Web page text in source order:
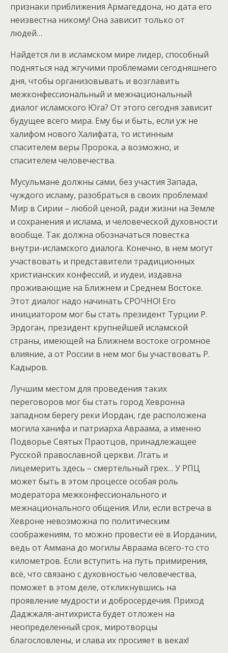
признаки приближения Армагеддона, но дата его
неизвестна никому! Она зависит только от
людей…
Найдется ли в исламском мире лидер, способный
подняться над жгучими проблемами сегодняшнего
дня, чтобы организовывать и возглавить
межконфессиональный и межнациональный
диалог исламского Юга? От этого сегодня зависит
будущее всего мира. Ему бы и быть, если уж не
халифом нового Халифата, то истинным
спасителем веры Пророка, а возможно, и
спасителем человечества.
Мусульмане должны сами, без участия Запада,
чуждого исламу, разобраться в своих проблемах!
Мир в Сирии – любой ценой, ради жизни на Земле
и сохранения и ислама, и человеческой духовности
вообще. Так должна обозначаться повестка
внутри-исламского диалога. Конечно, в нем могут
участвовать и представители традиционных
христианских конфессий, и иудеи, издавна
проживающие на Ближнем и Среднем Востоке.
Этот диалог надо начинать СРОЧНО! Его
инициатором мог бы стать президент Турции Р.
Эрдоган, президент крупнейшей исламской
страны, имеющей на Ближнем востоке огромное
влияние, а от России в нем мог бы участвовать Р.
Кадыров.
Лучшим местом для проведения таких
переговоров мог бы стать город Хевронна
западном берегу реки Иордан, где расположена
могила ханифа и патриарха Авраама, а именно
Подворье Святых Праотцов, принадлежащее
Русской православной церкви. Лгать и
лицемерить здесь – смертельный грех… У РПЦ
может быть в этом процессе особая роль
модератора межконфессионального и
межнационального общения. Или, если встреча в
Хевроне невозможна по политическим
соображениям, то можно провести её в Иордании,
ведь от Аммана до могилы Авраама всего-то сто
километров. Если вступить на путь примирения,
всё, что связано с духовностью человечества,
поможет в этом деле, откликнувшись на
проявление мудрости и добросердечия. Приход
Даджжаля-антихриста будет отложен на
неопределенный срок, миротворцы
благословлены, и слава их просияет в веках!